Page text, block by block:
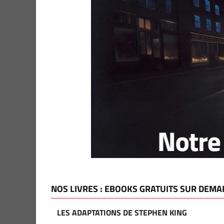
NOS LIVRES : EBOOKS GRATUITS SUR
LES ADAPTATIONS DE STEPHEN KING